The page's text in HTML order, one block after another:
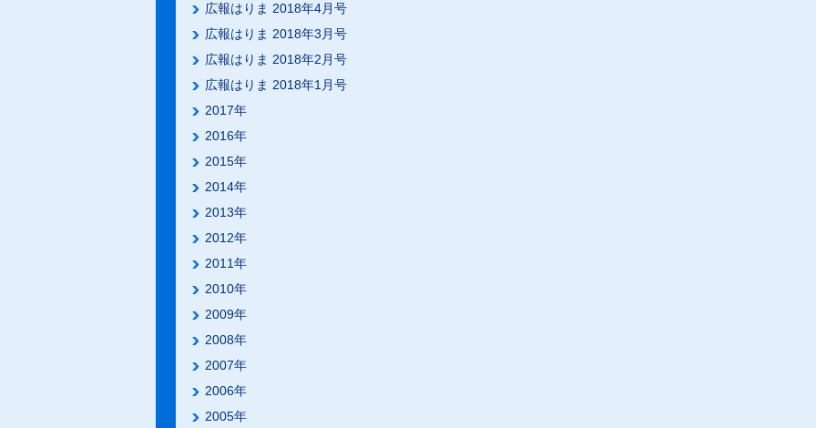
広報はりま 2018年4月号
広報はりま 2018年3月号
広報はりま 2018年2月号
広報はりま 2018年1月号
2017年
2016年
2015年
2014年
2013年
2012年
2011年
2010年
2009年
2008年
2007年
2006年
2005年